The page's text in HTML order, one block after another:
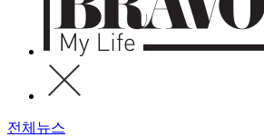
전체뉴스